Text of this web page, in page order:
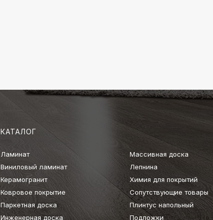
КАТАЛОГ
Ламинат
Виниловый ламинат
Керамогранит
Ковровое покрытие
Паркетная доска
Инженерная доска
Массивная доска
Лепнина
Химия для покрытий
Сопутствующие товары
Плинтус напольный
Подложки